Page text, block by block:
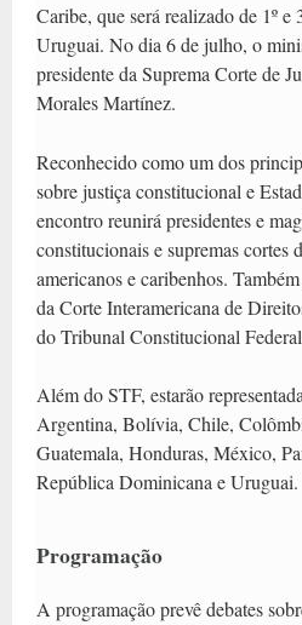
Caribe, que será realizado de 1º
Uruguai. No dia 6 de julho, o
presidente da Suprema Corte de
Morales Martínez.
Reconhecido como um dos
sobre justiça constitucional e
encontro reunirá presidentes e
constitucionais e supremas cortes
americanos e caribenhos.
da Corte Interamericana de
do Tribunal Constitucional
Além do STF, estarão
Argentina, Bolívia, Chile,
Guatemala, Honduras, México,
República Dominicana e Uruguai.
Programação
A programação prevê debates